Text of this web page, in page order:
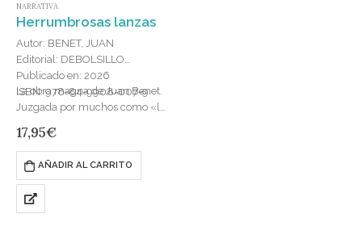
NARRATIVA
Herrumbrosas lanzas
Autor: BENET, JUAN
Editorial: DEBOLSILLO
Publicado en: 2026
ISBN: 978-84-9908-007-9
La obra magna de Juan Benet.
Juzgada por muchos como «la
de la guerra civil española,
Herrumbrosas lanzas es…
17,95€
AÑADIR AL CARRITO